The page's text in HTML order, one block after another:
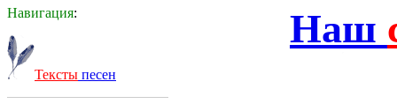
Навигация:
Тексты песен
Наш